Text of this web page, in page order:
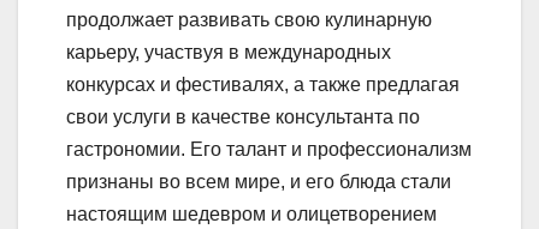
продолжает развивать свою кулинарную
карьеру, участвуя в международных
конкурсах и фестивалях, а также предлагая
свои услуги в качестве консультанта по
гастрономии. Его талант и профессионализм
признаны во всем мире, и его блюда стали
настоящим шедевром и олицетворением